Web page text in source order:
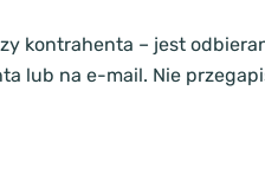
kontrahenta – jest
lub na e-mail. Nie